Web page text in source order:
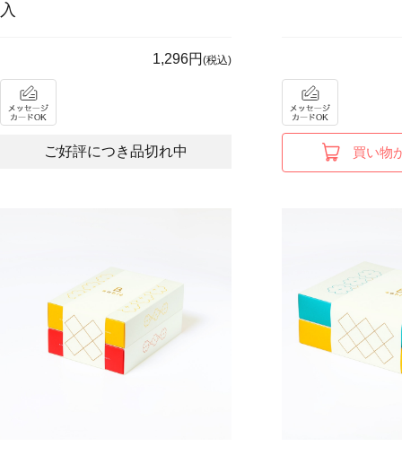
入
1,296円 (税込)
ご好評につき品切れ中 買い物